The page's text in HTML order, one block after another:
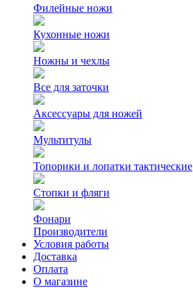
Филейные ножи
Кухонные ножи
Ножны и чехлы
Все для заточки
Аксессуары для ножей
Мультитулы
Топорики и лопатки тактические
Стопки и фляги
Фонари
Производители
Условия работы
Доставка
Оплата
О магазине